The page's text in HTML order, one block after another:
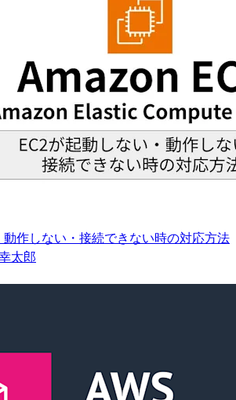
作しない・接続できない時の対応方法
太郎